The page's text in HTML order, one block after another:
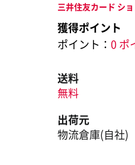
三井住友カード シ
獲得ポイント
ポイント： 0 ポ
送料
無料
出荷元
物流倉庫(自社)